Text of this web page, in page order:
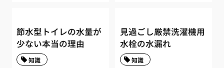
節水型トイレの水量が
少ない本当の理由
知識
見過ごし厳禁洗濯機用
水栓の水漏れ
知識